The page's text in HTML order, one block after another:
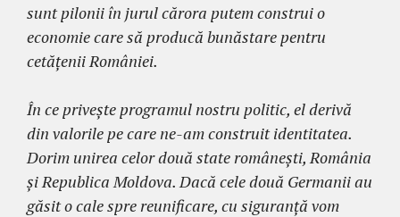
sunt pilonii în jurul cărora putem construi o
economie care să producă bunăstare pentru
cetățenii României.
În ce privește programul nostru politic, el derivă
din valorile pe care ne-am construit identitatea.
Dorim unirea celor două state românești, România
și Republica Moldova. Dacă cele două Germanii au
găsit o cale spre reunificare, cu siguranță vom